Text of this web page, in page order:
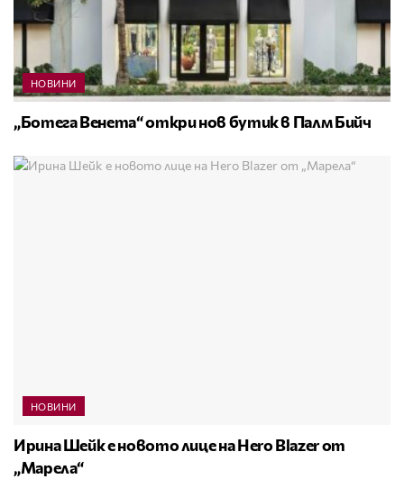
НОВИНИ
„Ботега Венета“ откри нов бутик в Палм Бийч
НОВИНИ
Ирина Шейк е новото лице на Hero Blazer от
„Марела“